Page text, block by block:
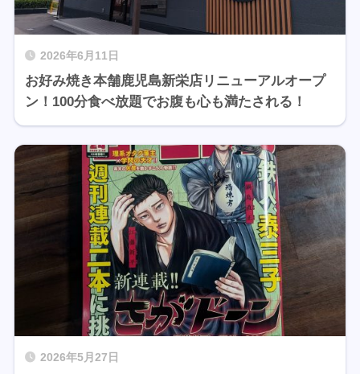
2026年6月11日
お好み焼き本舗鹿児島新栄店リニューアルオープ
ン！100分食べ放題でお腹も心も満たされる！
2026年5月27日